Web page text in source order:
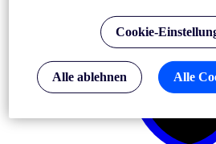
auflösen
Cookie-
Alle ablehnen Alle